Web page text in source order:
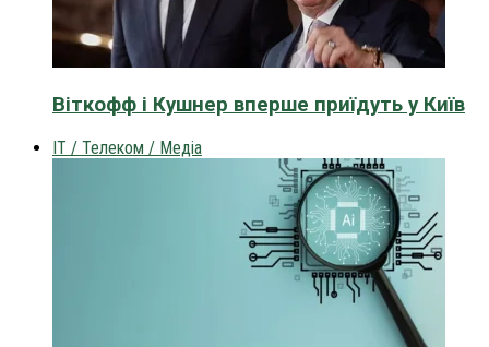
Віткофф і Кушнер вперше приїдуть у Київ
IT / Телеком / Медіа